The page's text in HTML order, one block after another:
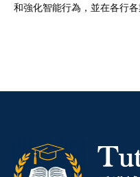
和強化智能行為，並在各行